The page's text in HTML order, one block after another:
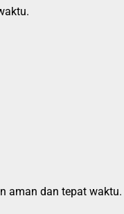
aman dan tepat waktu.